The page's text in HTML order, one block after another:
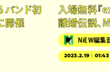
バンド初
開催
入場無料『
離婚伝説、
NiEW編集
2023.2.19｜01:43